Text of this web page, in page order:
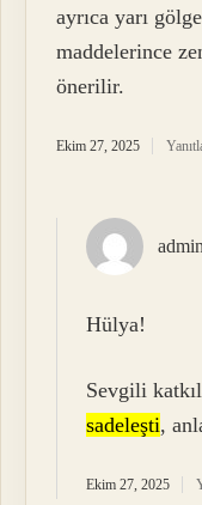
ayrıca yarı
maddelerince
önerilir.
Ekim 27, 2025
admin
Hülya!
Sevgili
sadeleşti,
Ekim 27, 2025